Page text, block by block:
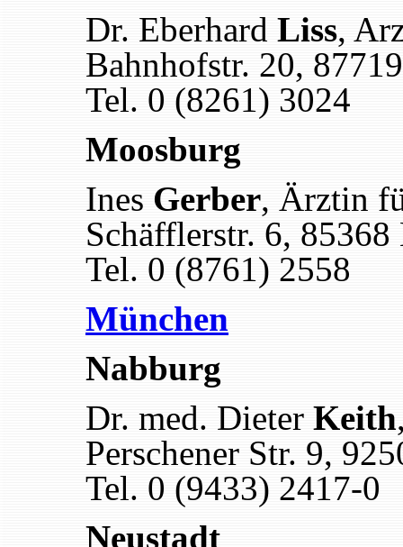
Dr. Eberhard Liss,
Bahnhofstr. 20,
Tel. 0 (8261) 3024
Moosburg
Ines Gerber, Ärztin
Schäfflerstr. 6,
Tel. 0 (8761) 2558
München
Nabburg
Dr. med. Dieter Keith
Perschener Str. 9,
Tel. 0 (9433) 2417-0
Neustadt